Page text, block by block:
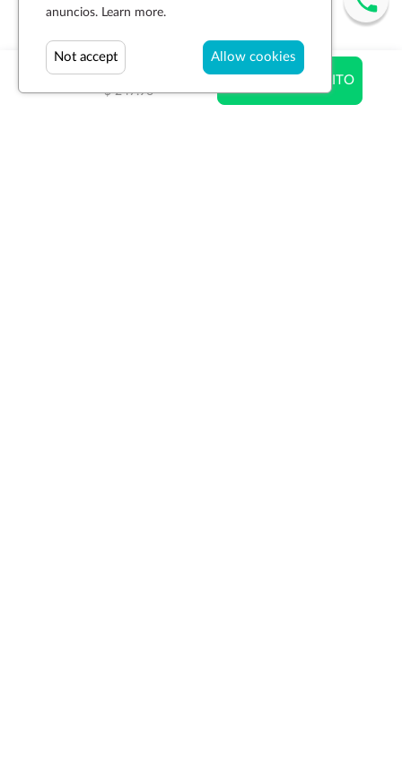
$ 180.02
$ 247.96
AÑADIR AL CARRITO
anuncios. Learn more.
Allow cookies
Not accept